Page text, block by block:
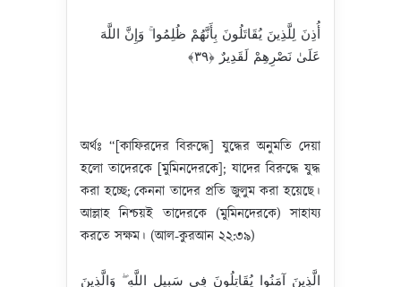
أُذِنَ لِلَّذِينَ يُقَاتَلُونَ بِأَنَّهُمْ ظُلِمُوا ۚ وَإِنَّ اللَّهَ
عَلَىٰ نَصْرِهِمْ لَقَدِيرٌ ‎﴿٣٩﴾
অর্থঃ “[কাফিরদের বিরুদ্ধে] যুদ্ধের অনুমতি দেয়া
হলো তাদেরকে [মুমিনদেরকে]; যাদের বিরুদ্ধে যুদ্ধ
করা হচ্ছে; কেননা তাদের প্রতি জুলুম করা হয়েছে।
আল্লাহ নিশ্চয়ই তাদেরকে (মুমিনদেরকে) সাহায্য
করতে সক্ষম। (আল-কুরআন ২২:৩৯)
الَّذِينَ آمَنُوا يُقَاتِلُونَ فِي سَبِيلِ اللَّهِ ۖ وَالَّذِينَ